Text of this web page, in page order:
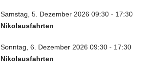
Samstag, 5. Dezember 2026 09:30 - 17:30
Nikolausfahrten
Sonntag, 6. Dezember 2026 09:30 - 17:30
Nikolausfahrten